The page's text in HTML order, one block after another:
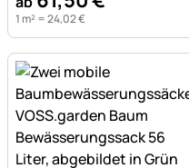
1 m² =24,02€